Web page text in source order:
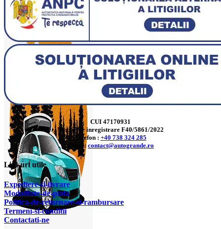
CUI 47170931
Numar de inregistrare F40/5861/2022
Telefon : +40 738 324 285
Email:contact@autogrande.ro
Linkuri utile
Expediere-si-livrare
Modalitate-de-plata
Politica-de-returnare-si-rambursare
Termeni-si-conditii
Contactati-ne